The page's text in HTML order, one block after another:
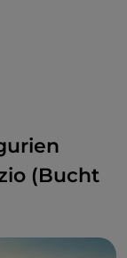
einzigartig.
(Bucht